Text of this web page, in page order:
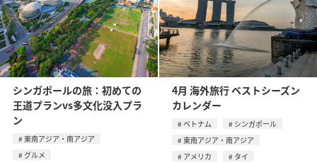
シンガポールの旅：初めての
王道プランvs多文化没入プラ
ン
東南アジア・南アジア
グルメ
4月 海外旅行 ベストシーズン
カレンダー
ベトナム
シンガポール
東南アジア・南アジア
アメリカ
タイ